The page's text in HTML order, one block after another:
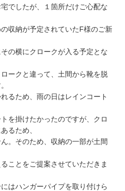
でしたが、１箇所だけご心配な
収納が予定されていたF様のご新
の横にクロークが入る予定とな
ークと違って、土間から靴を脱
るため、雨の日はレインコート
を掛けたかったのですが、クロ
るため、
。そのため、収納の一部が土間
ことをご提案させていただきま
はハンガーパイプを取り付けら